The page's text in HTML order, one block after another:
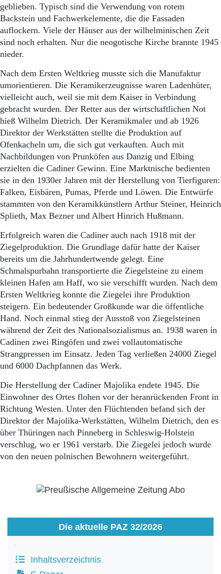
geblieben. Typisch sind die Verwendung von rotem
Backstein und Fachwerkelemente, die die Fassaden
auflockern. Viele der Häuser aus der wilhelminischen Zeit
sind noch erhalten. Nur die neogotische Kirche brannte 1945
nieder.
Nach dem Ersten Weltkrieg musste sich die Manufaktur
umorientieren. Die Keramikerzeugnisse waren Ladenhüter,
vielleicht auch, weil sie mit dem Kaiser in Verbindung
gebracht wurden. Der Retter aus der wirtschaftlichen Not
hieß Wilhelm Dietrich. Der Keramikmaler und ab 1926
Direktor der Werkstätten stellte die Produktion auf
Ofenkacheln um, die sich gut verkauften. Auch mit
Nachbildungen von Prunköfen aus Danzig und Elbing
erzielten die Cadiner Gewinn. Eine Marktnische bedienten
sie in den 1930er Jahren mit der Herstellung von Tierfiguren:
Falken, Eisbären, Pumas, Pferde und Löwen. Die Entwürfe
stammten von den Keramikkünstlern Arthur Steiner, Heinrich
Splieth, Max Bezner und Albert Hinrich Hußmann.
Erfolgreich waren die Cadiner auch nach 1918 mit der
Ziegelproduktion. Die Grundlage dafür hatte der Kaiser
bereits um die Jahrhundertwende gelegt. Eine
Schmalspurbahn transportierte die Ziegelsteine zu einem
kleinen Hafen am Haff, wo sie verschifft wurden. Nach dem
Ersten Weltkrieg konnte die Ziegelei ihre Produktion
steigern. Ein bedeutender Großkunde war die öffentliche
Hand. Noch einmal stieg der Ausstoß von Ziegelsteinen
während der Zeit des Nationalsozialismus an. 1938 waren in
Cadinen zwei Ringöfen und zwei vollautomatische
Strangpressen im Einsatz. Jeden Tag verließen 24000 Ziegel
und 6000 Dachpfannen das Werk.
Die Herstellung der Cadiner Majolika endete 1945. Die
Einwohner des Ortes flohen vor der heranrückenden Front in
Richtung Westen. Unter den Flüchtenden befand sich der
Direktor der Majolika-Werkstätten, Wilhelm Dietrich, den es
über Thüringen nach Pinneberg in Schleswig-Holstein
verschlug, wo er 1961 verstarb. Die Ziegelei jedoch wurde
von den neuen polnischen Bewohnern weitergeführt.
Die aktuelle PAZ 32/2026
Inhaltsverzeichnis